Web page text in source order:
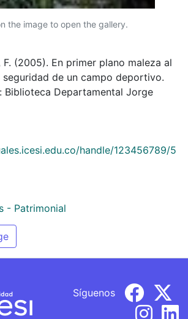
the image to open the gallery.
(2005). En primer plano maleza al
seguridad de un campo deportivo.
Biblioteca Departamental Jorge
handle/123456789/5
- Patrimonial
Síguenos